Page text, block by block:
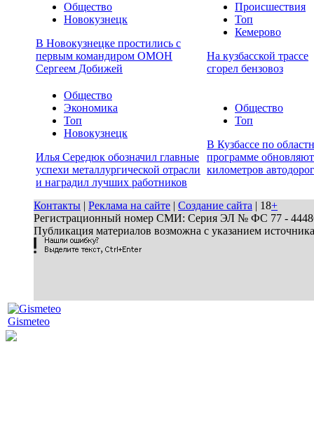
Общество
Новокузнецк
В Новокузнецке простились с
первым командиром ОМОН
Сергеем Добижей
Происшествия
Топ
Кемерово
На кузбасской трассе
сгорел бензовоз
Общество
Экономика
Топ
Новокузнецк
Илья Середюк обозначил главные
успехи металлургической отрасли
и наградил лучших работников
Общество
Топ
В Кузбассе по
программе
километров автодорог
Контакты | Реклама на сайте | Создание сайта | 18+
Регистрационный номер СМИ: Серия ЭЛ № ФС 77 - 44486
Публикация материалов возможна с указанием
Gismeteo